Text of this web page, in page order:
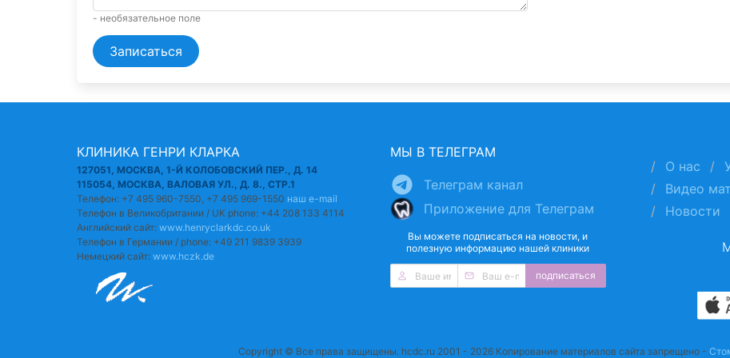
- необязательное поле
Записаться
КЛИНИКА ГЕНРИ КЛАРКА
127051, МОСКВА, 1-Й КОЛОБОВСКИЙ ПЕР., Д. 14
115054, МОСКВА, ВАЛОВАЯ УЛ., Д. 8., СТР.1
Телефон: +7 495 960-7550, +7 495 969-1550 наш e-mail
Телефон в Великобритании / UK phone: +44 208 133 4114
Английский сайт: www.henryclarkdc.co.uk
Телефон в Германии / phone: +49 211 9839 3939
Немецкий сайт: www.hczk.de
МЫ В ТЕЛЕГРАМ
Телеграм канал
Приложение для Телеграм
Вы можете подписаться на новости, и
полезную информацию нашей клиники
подписаться
О нас
Видео
Новости
Copyright © Все права защищены. hcdc.ru 2001 - 2026 Копирование материалов сайта запрещено -